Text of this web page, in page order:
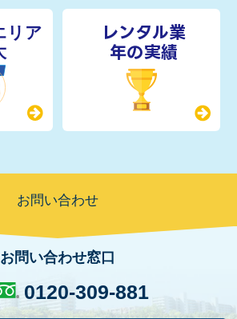
レンタル業
年の実績
お問い合わせ
お問い合わせ窓口
0120-309-881